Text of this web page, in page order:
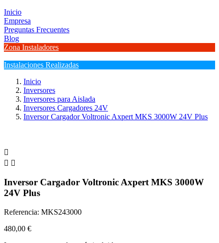
Inicio
Empresa
Preguntas Frecuentes
Blog
Zona Instaladores
Instalaciones Realizadas
Inicio
Inversores
Inversores para Aislada
Inversores Cargadores 24V
Inversor Cargador Voltronic Axpert MKS 3000W 24V Plus

 
Inversor Cargador Voltronic Axpert MKS 3000W
24V Plus
Referencia: MKS243000
480,00 €